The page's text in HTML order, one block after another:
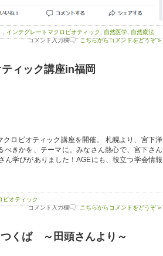
インテグレートマクロビオティック 自然医学
自然療法
コメント入力欄
こちらからコメントをどうぞ »
ィック講座in福岡
ロビオティック講座を開催。 札幌より、宮下洋
きかを、テーマに。みなさん熱心で、宮下さん
ん学びがありました！AGEにも、役立つ学会情報
ビオティック
コメント入力欄
こちらからコメントをどうぞ »
つくば ～田頭さんより～